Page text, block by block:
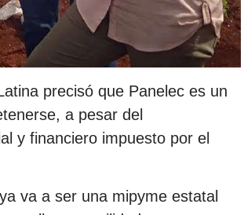
precisó que Panelec es un
a pesar del
y financiero impuesto por el
va a ser una mipyme estatal